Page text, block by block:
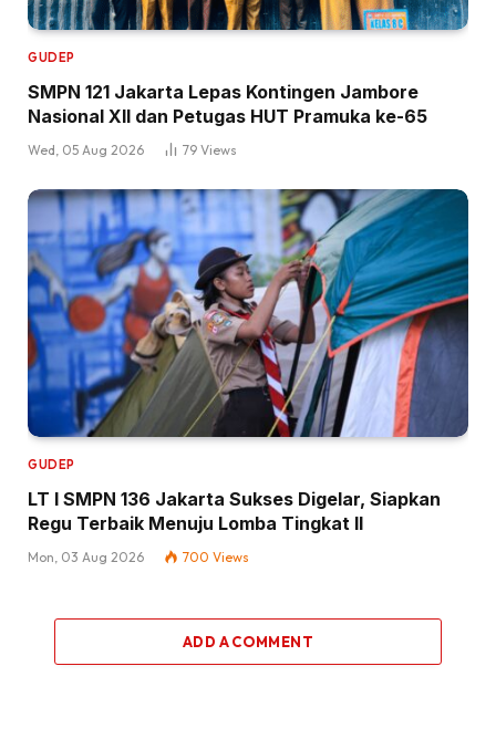
GUDEP
SMPN 121 Jakarta Lepas Kontingen Jambore
Nasional XII dan Petugas HUT Pramuka ke-65
Wed, 05 Aug 2026 79 Views
GUDEP
LT I SMPN 136 Jakarta Sukses Digelar, Siapkan
Regu Terbaik Menuju Lomba Tingkat II
Mon, 03 Aug 2026 700 Views
ADD A COMMENT